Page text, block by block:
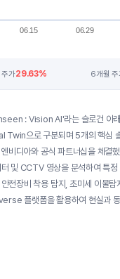
06.15 06.29
주가29.63% 6개월 주
: Vision AI'라는 슬로건 아래
으로 구분되며 5개의 핵심
비디아와 공식 파트너십을 체결
및 CCTV 영상을 분석하여 특
전장비 착용 탐지, 초미세 이물
플랫폼을 활용하여 현실과 동